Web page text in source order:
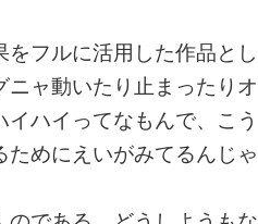
フルに活用した作品とし
ャ動いたり止まったりオ
ハイってなもんで、こう
めにえいがみてるんじゃ